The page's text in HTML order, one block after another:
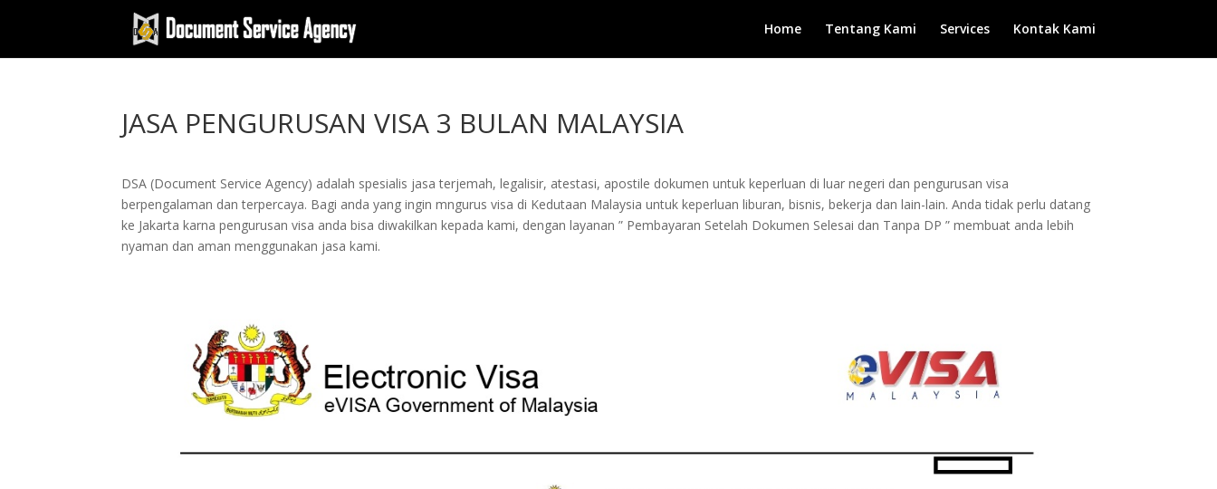
Home Tentang Kami Services Kontak Kami
JASA PENGURUSAN VISA 3 BULAN MALAYSIA
DSA (Document Service Agency) adalah spesialis jasa terjemah, legalisir, atestasi, apostile dokumen untuk keperluan di luar negeri dan pengurusan visa
berpengalaman dan terpercaya. Bagi anda yang ingin mngurus visa di Kedutaan Malaysia untuk keperluan liburan, bisnis, bekerja dan lain-lain. Anda tidak perlu datang
ke Jakarta karna pengurusan visa anda bisa diwakilkan kepada kami, dengan layanan ” Pembayaran Setelah Dokumen Selesai dan Tanpa DP ” membuat anda lebih
nyaman dan aman menggunakan jasa kami.